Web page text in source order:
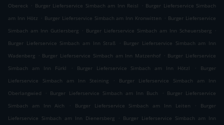
Obereck . Burger Lieferservice Simbach am Inn Reisl . Burger Lieferservice Simbach
am Inn Hötz . Burger Lieferservice Simbach am Inn Kronwitten . Burger Lieferservice
Simbach am Inn Gutlersberg . Burger Lieferservice Simbach am Inn Scheuersberg .
Burger Lieferservice Simbach am Inn Straß
. Burger Lieferservice Simbach am Inn
Wadenberg . Burger Lieferservice Simbach am Inn Matzenhof . Burger Lieferservice
Simbach am Inn Fürkl
. Burger Lieferservice Simbach am Inn Hötzl .
Burger
Lieferservice Simbach am Inn Steining
.
Burger Lieferservice Simbach am Inn
Oberlangwied
. Burger Lieferservice Simbach am Inn Buch . Burger Lieferservice
Simbach am Inn Aich
. Burger Lieferservice Simbach am Inn Leiten .
Burger
Lieferservice Simbach am Inn Dienersberg
. Burger Lieferservice Simbach am Inn